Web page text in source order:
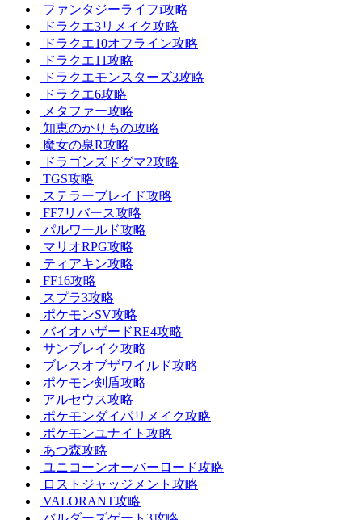
ファンタジーライフi攻略
ドラクエ3リメイク攻略
ドラクエ10オフライン攻略
ドラクエ11攻略
ドラクエモンスターズ3攻略
ドラクエ6攻略
メタファー攻略
知恵のかりもの攻略
魔女の泉R攻略
ドラゴンズドグマ2攻略
TGS攻略
ステラーブレイド攻略
FF7リバース攻略
パルワールド攻略
マリオRPG攻略
ティアキン攻略
FF16攻略
スプラ3攻略
ポケモンSV攻略
バイオハザードRE4攻略
サンブレイク攻略
ブレスオブザワイルド攻略
ポケモン剣盾攻略
アルセウス攻略
ポケモンダイパリメイク攻略
ポケモンユナイト攻略
あつ森攻略
ユニコーンオーバーロード攻略
ロストジャッジメント攻略
VALORANT攻略